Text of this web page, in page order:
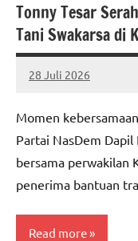
Tonny Tesar
Tani Swakarsa di
28 Juli 2026
MEPAGO
No
Momen
Partai NasDem
bersama perwakilan
penerima bantuan
Read more